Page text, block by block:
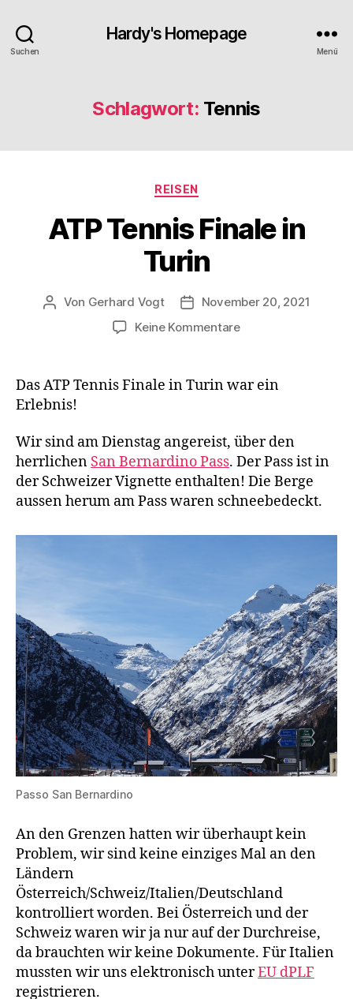
Suchen
Hardy's Homepage
Menü
Schlagwort: Tennis
Kategorien
REISEN
ATP Tennis Finale in
Turin
Beitragsautor
Von Gerhard Vogt Veröffentlichungsdatum
November 20, 2021
Keine Kommentarezu
Finale
Das ATP Tennis Finale in Turin war ein
Erlebnis!
Wir sind am Dienstag angereist, über den
herrlichen San Bernardino Pass. Der Pass ist in
der Schweizer Vignette enthalten! Die Berge
aussen herum am Pass waren schneebedeckt.
Passo San Bernardino
An den Grenzen hatten wir überhaupt kein
Problem, wir sind keine einziges Mal an den
Ländern
Österreich/Schweiz/Italien/Deutschland
kontrolliert worden. Bei Österreich und der
Schweiz waren wir ja nur auf der Durchreise,
da brauchten wir keine Dokumente. Für Italien
mussten wir uns elektronisch unterEU dPLF
registrieren.